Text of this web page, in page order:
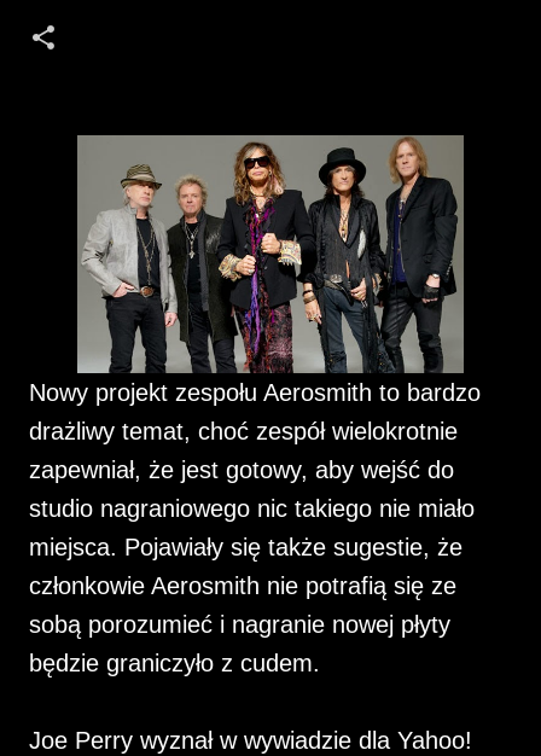
Nowy projekt zespołu Aerosmith to bardzo
drażliwy temat, choć zespół wielokrotnie
zapewniał, że jest gotowy, aby wejść do
studio nagraniowego nic takiego nie miało
miejsca. Pojawiały się także sugestie, że
członkowie Aerosmith nie potrafią się ze
sobą porozumieć i nagranie nowej płyty
będzie graniczyło z cudem.
Joe Perry wyznał w wywiadzie dla Yahoo!